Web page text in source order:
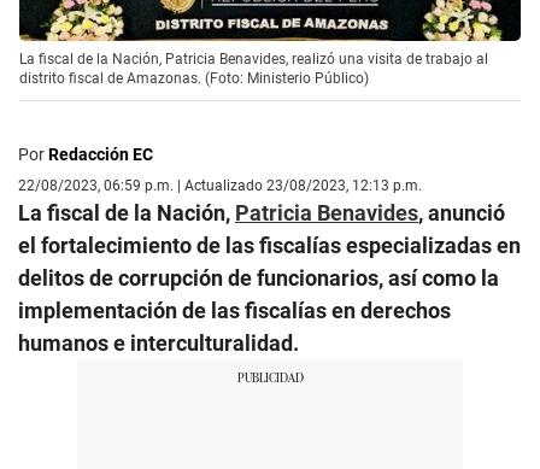
La fiscal de la Nación, Patricia Benavides, realizó una visita de trabajo al
distrito fiscal de Amazonas. (Foto: Ministerio Público)
PorRedacción EC
22/08/2023, 06:59 p.m. | Actualizado 23/08/2023, 12:13 p.m.
La fiscal de la Nación, Patricia Benavides, anunció
el fortalecimiento de las fiscalías especializadas en
delitos de corrupción de funcionarios, así como la
implementación de las fiscalías en derechos
humanos e interculturalidad.